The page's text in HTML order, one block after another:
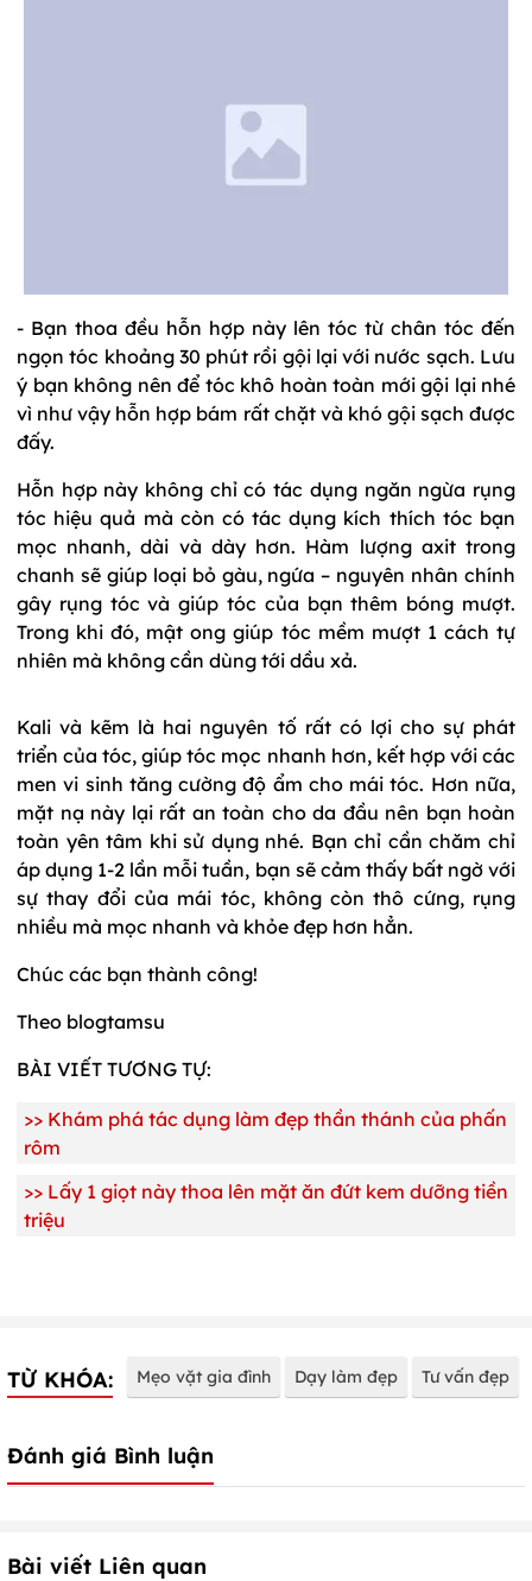
- Bạn thoa đều hỗn hợp này lên tóc từ chân tóc đến
ngọn tóc khoảng 30 phút rồi gội lại với nước sạch. Lưu
ý bạn không nên để tóc khô hoàn toàn mới gội lại nhé
vì như vậy hỗn hợp bám rất chặt và khó gội sạch được
đấy.
Hỗn hợp này không chỉ có tác dụng ngăn ngừa rụng
tóc hiệu quả mà còn có tác dụng kích thích tóc bạn
mọc nhanh, dài và dày hơn. Hàm lượng axit trong
chanh sẽ giúp loại bỏ gàu, ngứa – nguyên nhân chính
gây rụng tóc và giúp tóc của bạn thêm bóng mượt.
Trong khi đó, mật ong giúp tóc mềm mượt 1 cách tự
nhiên mà không cần dùng tới dầu xả.
Kali và kẽm là hai nguyên tố rất có lợi cho sự phát
triển của tóc, giúp tóc mọc nhanh hơn, kết hợp với các
men vi sinh tăng cường độ ẩm cho mái tóc. Hơn nữa,
mặt nạ này lại rất an toàn cho da đầu nên bạn hoàn
toàn yên tâm khi sử dụng nhé. Bạn chỉ cần chăm chỉ
áp dụng 1-2 lần mỗi tuần, bạn sẽ cảm thấy bất ngờ với
sự thay đổi của mái tóc, không còn thô cứng, rụng
nhiều mà mọc nhanh và khỏe đẹp hơn hẳn.
Chúc các bạn thành công!
Theo blogtamsu
BÀI VIẾT TƯƠNG TỰ:
>> Khám phá tác dụng làm đẹp thần thánh của phấn
rôm
>> Lấy 1 giọt này thoa lên mặt ăn đứt kem dưỡng tiền
triệu
TỪ KHÓA: Mẹo vặt gia đình Dạy làm đẹp Tư vấn đẹp
Đánh giá Bình luận
Bài viết Liên quan